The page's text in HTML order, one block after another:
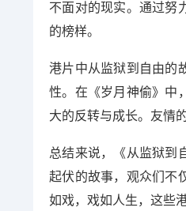
不面对的现实。通过努
的榜样。
港片中从监狱到自由的
性。在《岁月神偷》中
大的反转与成长。友情
总结来说，《从监狱到
起伏的故事，观众们不
如戏，戏如人生，这些